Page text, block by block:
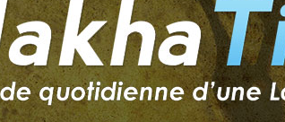
Eva vient de donner son Maasser